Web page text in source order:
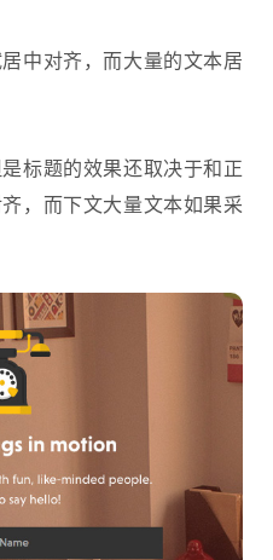
中对齐，而大量的文本居
标题的效果还取决于和正
，而下文大量文本如果采